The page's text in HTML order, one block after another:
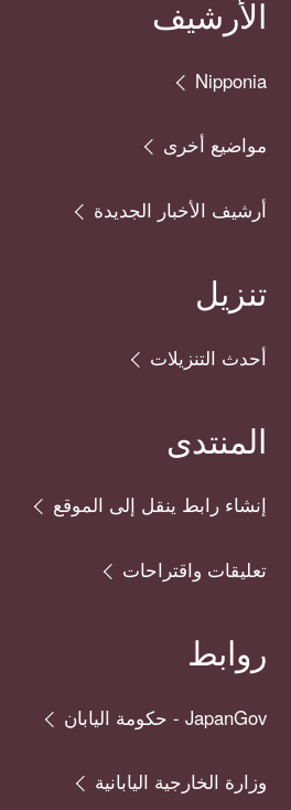
الأرشيف
Nipponia
مواضيع أخرى
أرشيف الأخبار الجديدة
تنزيل
أحدث التنزيلات
المنتدى
إنشاء رابط ينقل إلى الموقع
تعليقات واقتراحات
روابط
JapanGov - حكومة اليابان
وزارة الخارجية اليابانية